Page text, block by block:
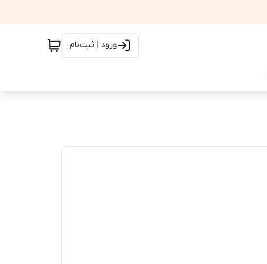
ورود | ثبت‌نام